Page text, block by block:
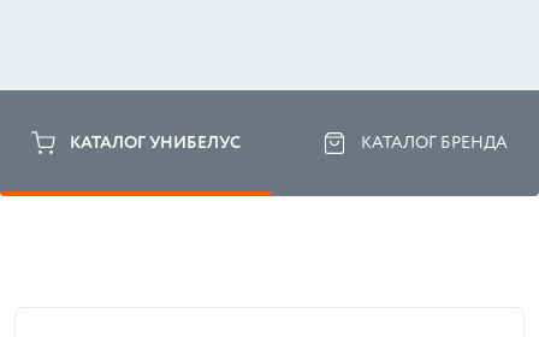
КАТАЛОГ УНИБЕЛУС КАТАЛОГ БРЕНДА